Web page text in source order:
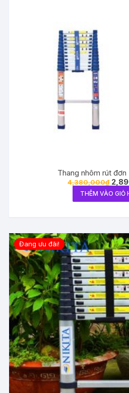
Thang nhôm rút
4,380,000₫
THÊM VÀO GIỎ
Đang ưu đãi!